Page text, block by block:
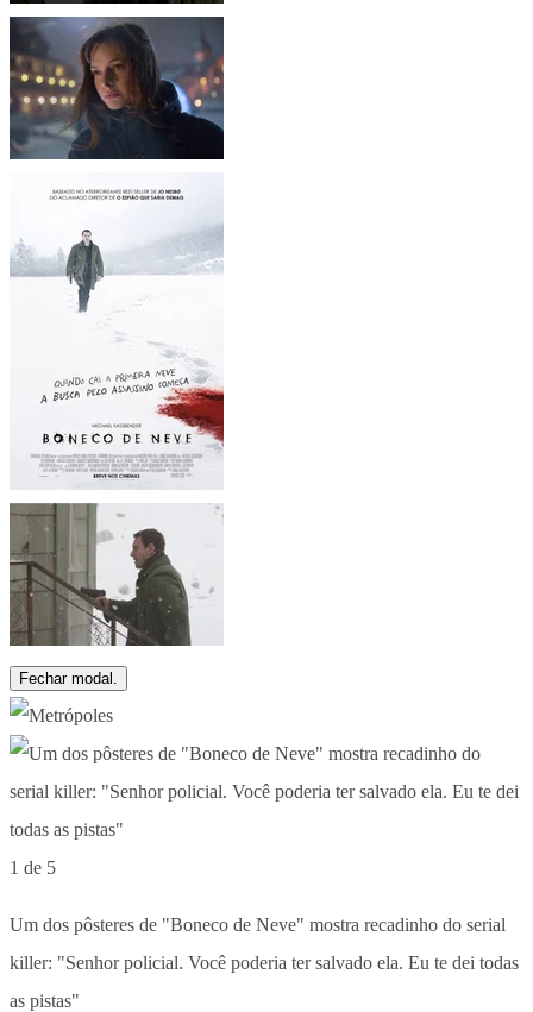
Fechar modal.
1 de 5
Um dos pôsteres de "Boneco de Neve" mostra recadinho do serial
killer: "Senhor policial. Você poderia ter salvado ela. Eu te dei todas
as pistas"